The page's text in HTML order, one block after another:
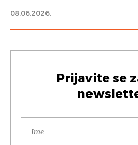
08.06.2026.
Prijavite se